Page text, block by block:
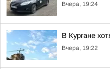
Вчера, 19:24
В Кургане
Вчера, 19:22